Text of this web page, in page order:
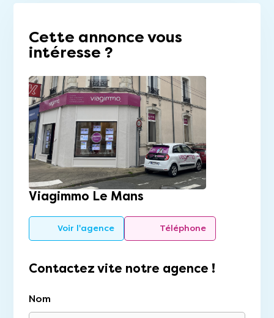
Cette annonce vous
intéresse ?
Viagimmo Le Mans
Voir l'agence Téléphone
Contactez vite notre agence !
Nom